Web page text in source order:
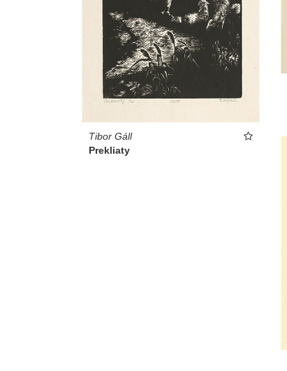
Tibor Gáll
Prekliaty